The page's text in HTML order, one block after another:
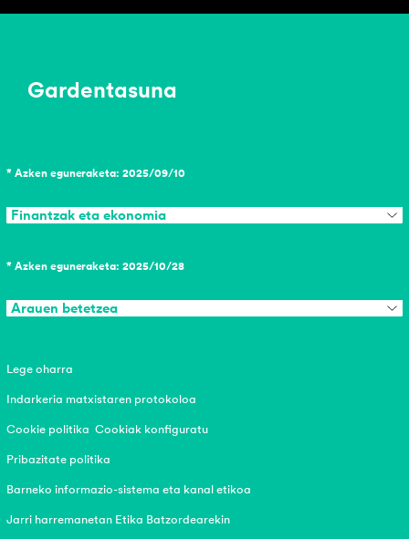
Gardentasuna
* Azken eguneraketa: 2025/09/10
Finantzak eta ekonomia
* Azken eguneraketa: 2025/10/28
Arauen betetzea
Lege oharra
Indarkeria matxistaren protokoloa
Cookie politika Cookiak konfiguratu
Pribazitate politika
Barneko informazio-sistema eta kanal etikoa
Jarri harremanetan Etika Batzordearekin